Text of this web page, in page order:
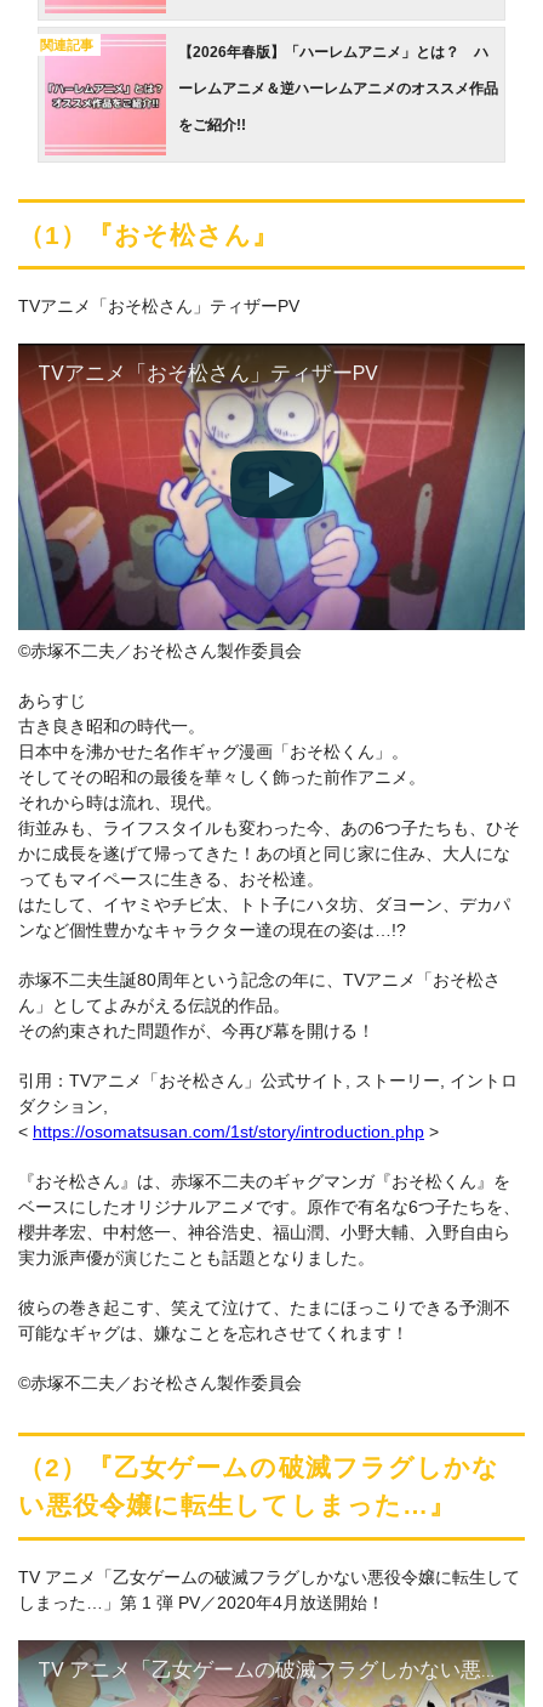
関連記事 【2026年春版】「ハーレムアニメ」とは？ ハ
ーレムアニメ＆逆ハーレムアニメのオススメ作品
をご紹介!!
（1）『おそ松さん』
TVアニメ「おそ松さん」ティザーPV
TVアニメ「おそ松さん」ティザーPV
©赤塚不二夫／おそ松さん製作委員会
あらすじ
古き良き昭和の時代一。
日本中を沸かせた名作ギャグ漫画「おそ松くん」。
そしてその昭和の最後を華々しく飾った前作アニメ。
それから時は流れ、現代。
街並みも、ライフスタイルも変わった今、あの6つ子たちも、ひそ
かに成長を遂げて帰ってきた！あの頃と同じ家に住み、大人にな
ってもマイペースに生きる、おそ松達。
はたして、イヤミやチビ太、トト子にハタ坊、ダヨーン、デカパ
ンなど個性豊かなキャラクター達の現在の姿は…!?
赤塚不二夫生誕80周年という記念の年に、TVアニメ「おそ松さ
ん」としてよみがえる伝説的作品。
その約束された問題作が、今再び幕を開ける！
引用：TVアニメ「おそ松さん」公式サイト, ストーリー, イントロ
ダクション,
< https://osomatsusan.com/1st/story/introduction.php >
『おそ松さん』は、赤塚不二夫のギャグマンガ『おそ松くん』を
ベースにしたオリジナルアニメです。原作で有名な6つ子たちを、
櫻井孝宏、中村悠一、神谷浩史、福山潤、小野大輔、入野自由ら
実力派声優が演じたことも話題となりました。
彼らの巻き起こす、笑えて泣けて、たまにほっこりできる予測不
可能なギャグは、嫌なことを忘れさせてくれます！
©赤塚不二夫／おそ松さん製作委員会
（2）『乙女ゲームの破滅フラグしかな
い悪役令嬢に転生してしまった…』
TV アニメ「乙女ゲームの破滅フラグしかない悪役令嬢に転生して
しまった…」第 1 弾 PV／2020年4月放送開始！
TV アニメ「乙女ゲームの破滅フラグしかない悪役令嬢に転生してしまった…」第 1 弾 PV／2020年4月放送開始！